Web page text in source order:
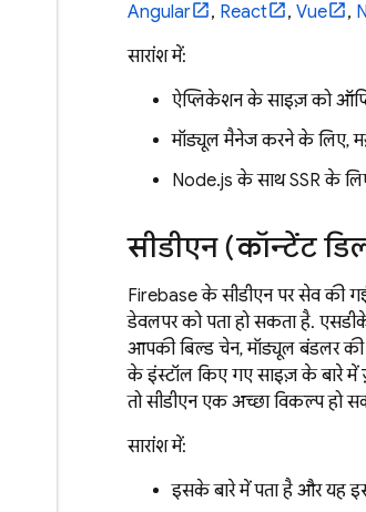
Angular
, React , Vue ,
सारांश में:
ऐप्लिकेशन के साइज़ को
मॉड्यूल मैनेज करने के लिए,
Node.js के साथ SSR के
सीडीएन (कॉन्टेंट
Firebase के सीडीएन पर सेव की
डेवलपर को पता हो सकता है.
आपकी बिल्ड चेन, मॉड्यूल बंडलर
के इंस्टॉल किए गए साइज़ के बारे में
तो सीडीएन एक अच्छा विकल्प हो
सारांश में:
इसके बारे में पता है और यह